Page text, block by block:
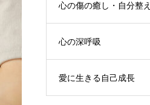
心の傷の癒し・自分整え
心の深呼吸
愛に生きる自己成長